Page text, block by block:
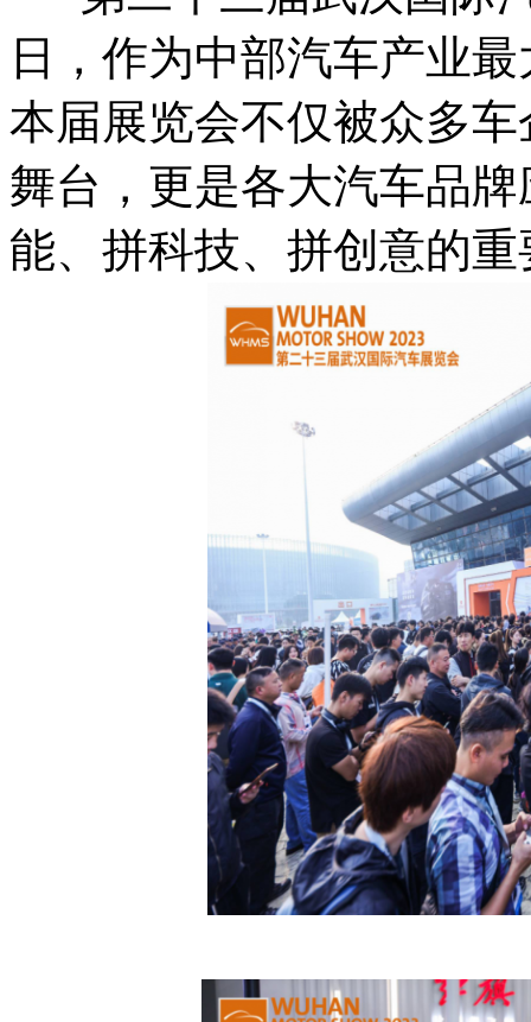
日，作为中部汽车产业
本届展览会不仅被众多
舞台，更是各大汽车品
能、拼科技、拼创意的